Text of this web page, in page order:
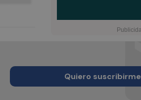
Quiero suscribirme